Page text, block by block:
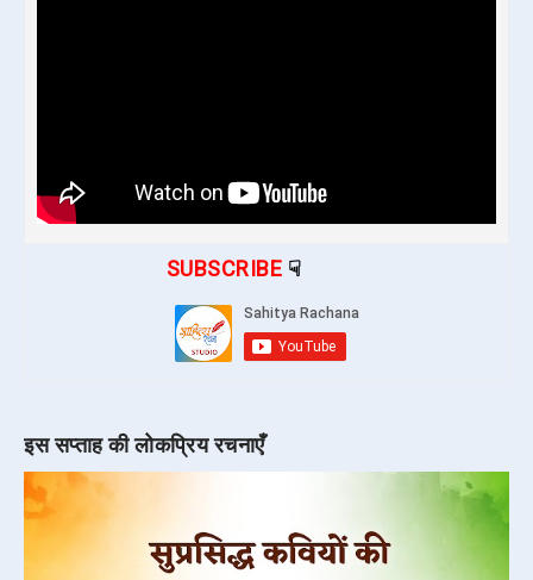
SUBSCRIBE
इस सप्ताह की लोकप्रिय रचनाएँ